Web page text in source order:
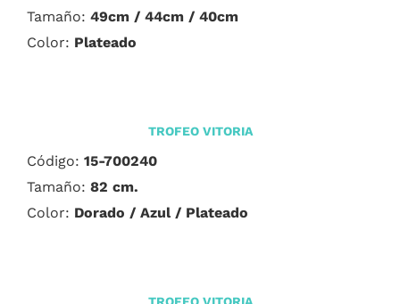
Tamaño: 49cm / 44cm / 40cm
Color: Plateado
TROFEO VITORIA
Código: 15-700240
Tamaño: 82 cm.
Color: Dorado / Azul / Plateado